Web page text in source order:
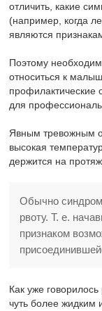
отличить, какие
(например, когда
являются
Поэтому
относиться к
профилактические
для
Явным тревожным
высокая
держится на
Обычно
рвоту. Т. е.
признаком
Как уже
чуть более жидким